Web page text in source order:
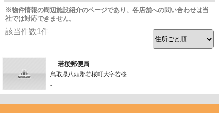
※物件情報の周辺施設紹介のページであり、各店舗への問い合わせは当
社では対応できません。
該当件数1件
若桜郵便局
鳥取県八頭郡若桜町大字若桜
-